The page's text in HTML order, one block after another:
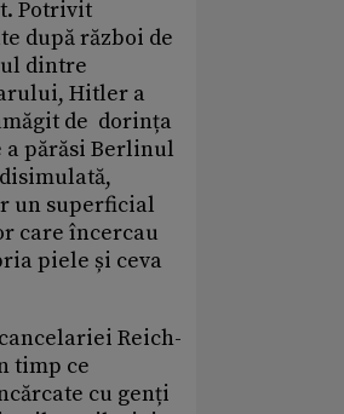
Potrivit
după război de
dintre
Hitler a
de dorința
părăsi Berlinul
un superficial
care încercau
piele și ceva
Reich-
timp ce
cu genți